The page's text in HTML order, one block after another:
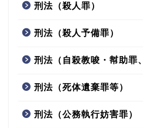
刑法（殺人罪）
刑法（殺人予備罪）
刑法（自殺教唆・幇助罪
刑法（死体遺棄罪等）
刑法（公務執行妨害罪）